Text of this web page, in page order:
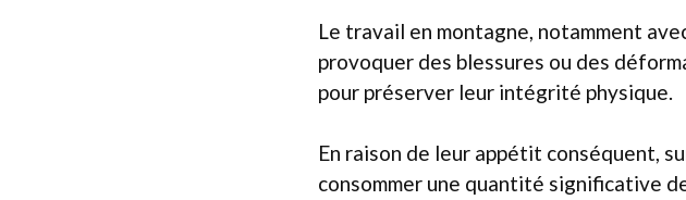
Le travail en montagne, notamment
provoquer des blessures ou des
pour préserver leur intégrité physique.
En raison de leur appétit conséquent,
consommer une quantité significative